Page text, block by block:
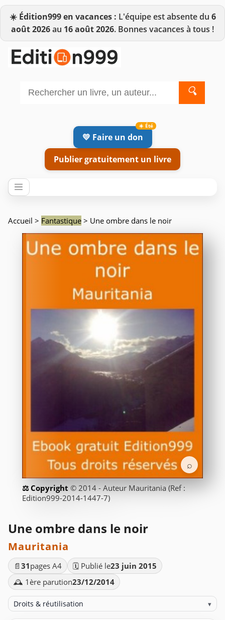
☀️ Édition999 en vacances : L'équipe est absente du 6
août 2026au 16 août 2026. Bonnes vacances à tous !
🔍
💛 Faire un don
Publier gratuitement un livre
Accueil > Fantastique > Une ombre dans le noir
⌕
© 2014 - Auteur Mauritania (Ref :
Edition999-2014-1447-7)
Une ombre dans le noir
Mauritania
📄 31pages A4 🗓️ Publié le23 juin 2015
🕰️ 1ère parution23/12/2014
Droits & réutilisation ▾